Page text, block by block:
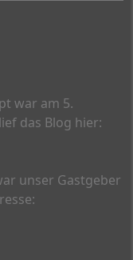
war am 5.
das Blog hier:
unser Gastgeber